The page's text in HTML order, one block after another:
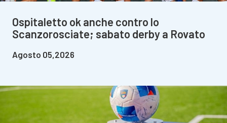
Ospitaletto ok anche contro lo
Scanzorosciate; sabato derby a Rovato
Agosto 05,2026